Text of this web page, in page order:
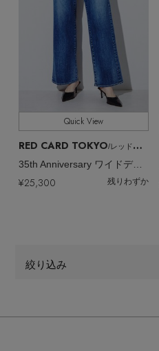
Quick View
RED CARD TOKYO/レッドカード トーキョー
35th Anniversary ワイドデニムパンツ
¥25,300 残りわずか
絞り込み